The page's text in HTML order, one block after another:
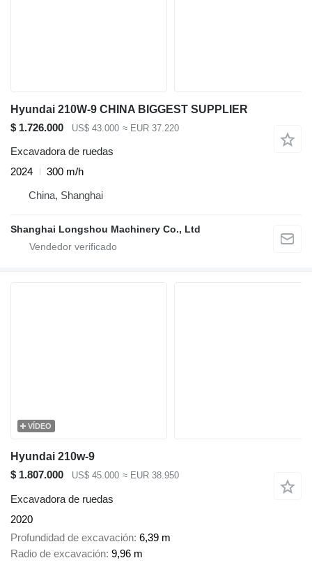
Hyundai 210W-9 CHINA BIGGEST SUPPLIER
$ 1.726.000
US$ 43.000 ≈ EUR 37.220
Excavadora de ruedas
2024
300 m/h
China, Shanghai
Shanghai Longshou Machinery Co., Ltd
VÍDEO
Hyundai 210w-9
$ 1.807.000
US$ 45.000 ≈ EUR 38.950
Excavadora de ruedas
2020
Profundidad de excavación 6,39 m
Radio de excavación 9,96 m